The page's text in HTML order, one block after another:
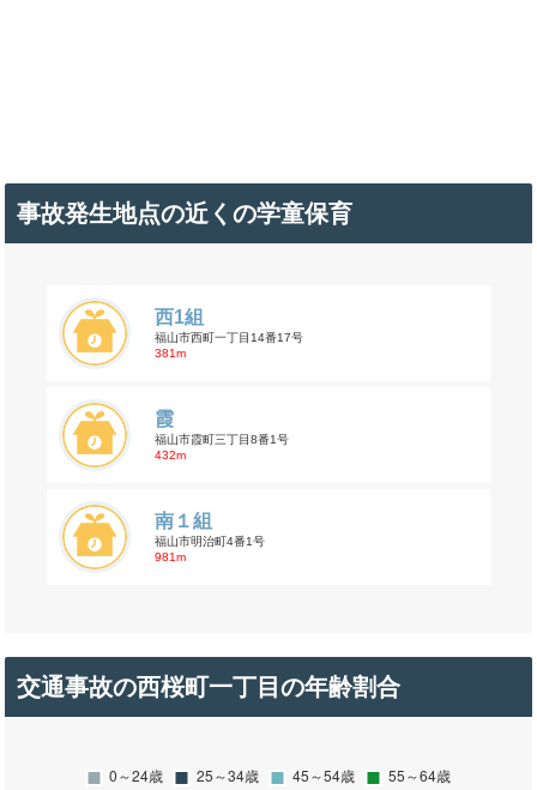
事故発生地点の近くの学童保育
西1組
福山市西町一丁目14番17号
381m
霞
福山市霞町三丁目8番1号
432m
南１組
福山市明治町4番1号
981m
交通事故の西桜町一丁目の年齢割合